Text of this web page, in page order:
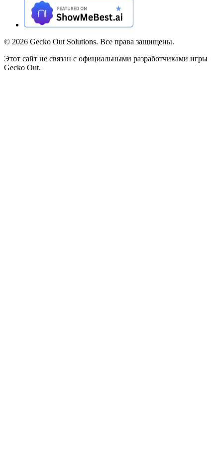
© 2026 Gecko Out Solutions. Все права защищены.
Этот сайт не связан с официальными разработчиками игры
Gecko Out.